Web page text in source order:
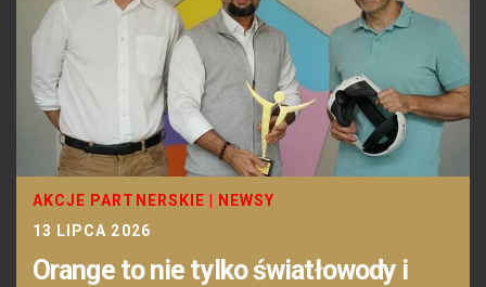
AKCJE PARTNERSKIE
NEWSY
13 LIPCA 2026
Orange to nie tylko światłowody i